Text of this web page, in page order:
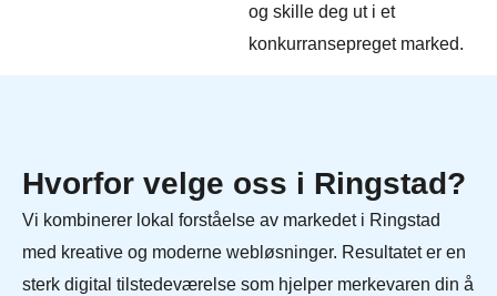
og skille deg ut i et
konkurransepreget marked.
Hvorfor velge oss i Ringstad?
Vi kombinerer lokal forståelse av markedet i Ringstad
med kreative og moderne webløsninger. Resultatet er en
sterk digital tilstedeværelse som hjelper merkevaren din å